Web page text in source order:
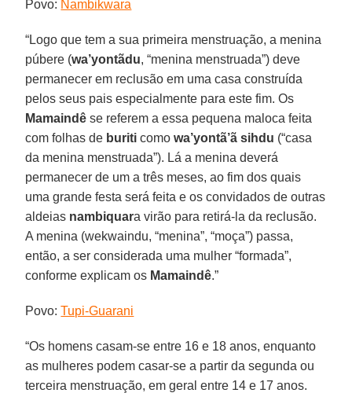
Povo: Nambikwara
“Logo que tem a sua primeira menstruação, a menina
púbere (wa’yontãdu, “menina menstruada”) deve
permanecer em reclusão em uma casa construída
pelos seus pais especialmente para este fim. Os
Mamaindê se referem a essa pequena maloca feita
com folhas de buriti comowa’yontã’ã sihdu (“casa
da menina menstruada”). Lá a menina deverá
permanecer de um a três meses, ao fim dos quais
uma grande festa será feita e os convidados de outras
aldeias nambiquara virão para retirá-la da reclusão.
A menina (wekwaindu, “menina”, “moça”) passa,
então, a ser considerada uma mulher “formada”,
conforme explicam os Mamaindê.”
Povo:Tupi-Guarani
“Os homens casam-se entre 16 e 18 anos, enquanto
as mulheres podem casar-se a partir da segunda ou
terceira menstruação, em geral entre 14 e 17 anos.